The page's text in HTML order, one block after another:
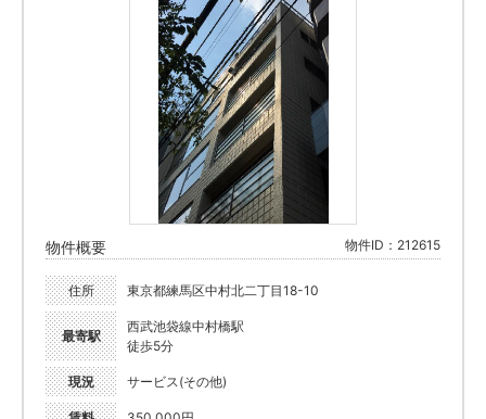
物件概要 物件ID：212615
住所 東京都練馬区中村北二丁目18-10
最寄駅
西武池袋線中村橋駅
徒歩5分
現況 サービス(その他)